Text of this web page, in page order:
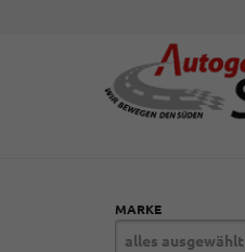
MARKE
alles ausgewählt